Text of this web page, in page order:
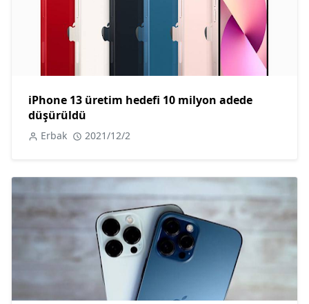
iPhone 13 üretim hedefi 10 milyon adede
düşürüldü
Erbak 2021/12/2